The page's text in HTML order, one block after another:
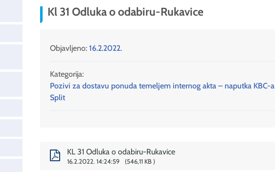
Kl 31 Odluka o odabiru-Rukavice
Objavljeno: 16.2.2022.
Kategorija:
Pozivi za dostavu ponuda temeljem internog akta – naputka KBC-a
Split
KL 31 Odluka o odabiru-Rukavice
16.2.2022. 14:24:59 546,11 KB